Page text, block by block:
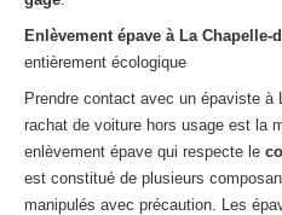
Enlèvement épave à La Chapelle-
entièrement écologique
Prendre contact avec un épaviste à
rachat de voiture hors usage est la
enlèvement épave qui respecte le
est constitué de plusieurs
manipulés avec précaution. Les